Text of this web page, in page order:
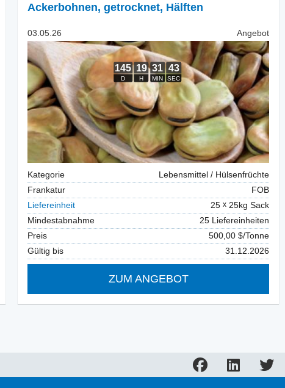
Ackerbohnen, getrocknet, Hälften
03.05.26 Angebot
Kategorie
Lebensmittel / Hülsenfrüchte
Frankatur
FOB
Liefereinheit
25
25kg Sack
Mindestabnahme
25 Liefereinheiten
Preis
500,00 $/Tonne
Gültig bis
31.12.2026
ZUM ANGEBOT